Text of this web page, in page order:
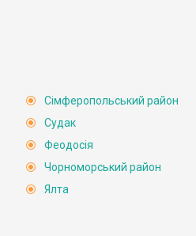
Сімферопольський район
Судак
Феодосія
Чорноморський район
Ялта